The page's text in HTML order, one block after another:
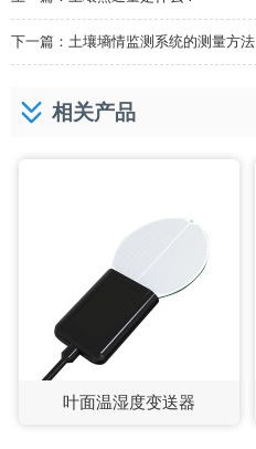
下一篇： 土壤墒情监测系统的测量方法
相关产品
叶面温湿度变送器